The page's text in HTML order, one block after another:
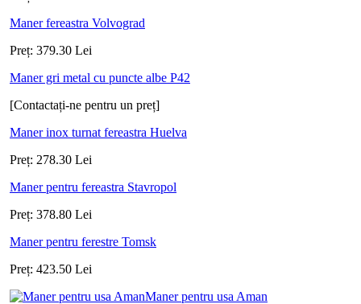
Maner fereastra Volvograd
Preț: 379.30 Lei
Maner gri metal cu puncte albe P42
[Contactați-ne pentru un preț]
Maner inox turnat fereastra Huelva
Preț: 278.30 Lei
Maner pentru fereastra Stavropol
Preț: 378.80 Lei
Maner pentru ferestre Tomsk
Preț: 423.50 Lei
Maner pentru usa Aman